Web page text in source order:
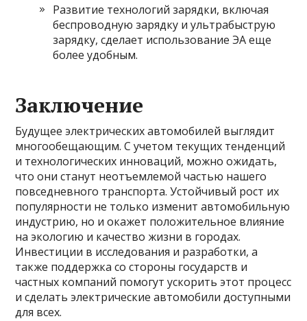
Развитие технологий зарядки, включая
беспроводную зарядку и ультрабыструю
зарядку, сделает использование ЭА еще
более удобным.
Заключение
Будущее электрических автомобилей выглядит
многообещающим. С учетом текущих тенденций
и технологических инноваций, можно ожидать,
что они станут неотъемлемой частью нашего
повседневного транспорта. Устойчивый рост их
популярности не только изменит автомобильную
индустрию, но и окажет положительное влияние
на экологию и качество жизни в городах.
Инвестиции в исследования и разработки, а
также поддержка со стороны государств и
частных компаний помогут ускорить этот процесс
и сделать электрические автомобили доступными
для всех.